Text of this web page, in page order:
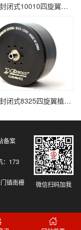
X-TEAM 封闭式10010四旋翼植保无人机电机
X-TEAM 封闭式8325四旋翼植保无人机电机
微信扫码加我
备案
：173
镇南栅